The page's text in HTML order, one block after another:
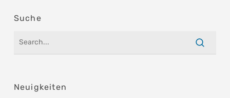
Suche
Neuigkeiten